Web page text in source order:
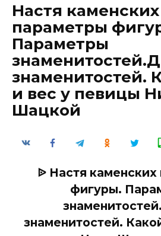
Настя каменских
параметры
Параметры
знаменитостей.
и вес у певицы
Шацкой
ᐉ Настя
фигуры.
знаменитостей.